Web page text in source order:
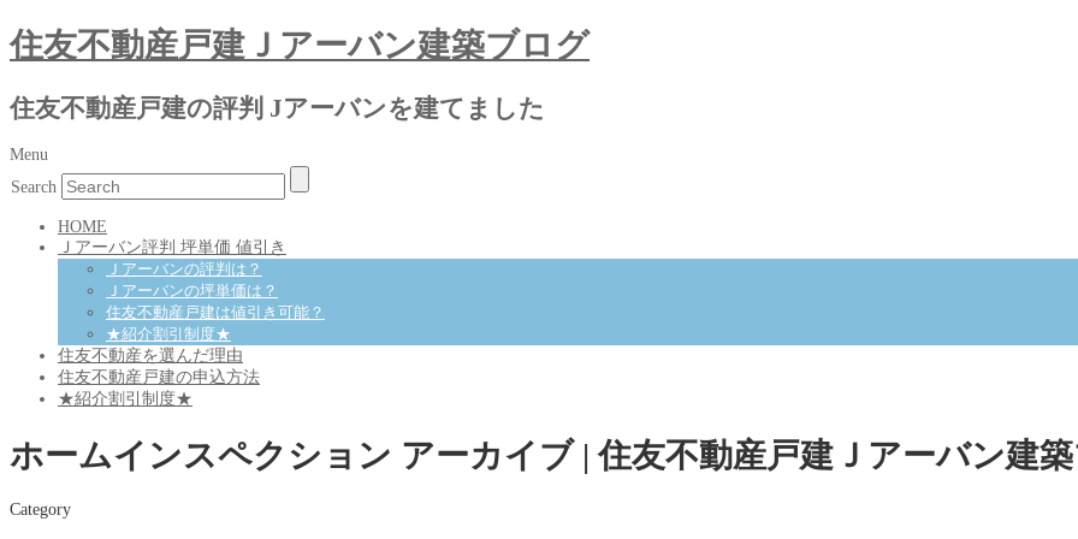
住友不動産戸建Ｊアーバン建築ブログ
住友不動産戸建の評判 Jアーバンを建てました
Menu
Search
HOME
Ｊアーバン評判 坪単価 値引き
Ｊアーバンの評判は？
Ｊアーバンの坪単価は？
住友不動産戸建は値引き可能？
★紹介割引制度★
住友不動産を選んだ理由
住友不動産戸建の申込方法
★紹介割引制度★
ホームインスペクション アーカイブ | 住友不動産戸建Ｊアーバン建
Category